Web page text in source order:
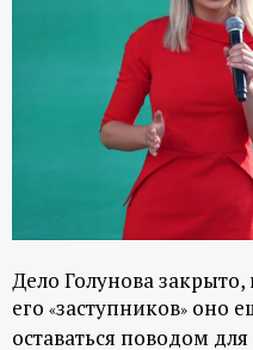
Дело Голунова
его «заступников» оно
оставаться поводом